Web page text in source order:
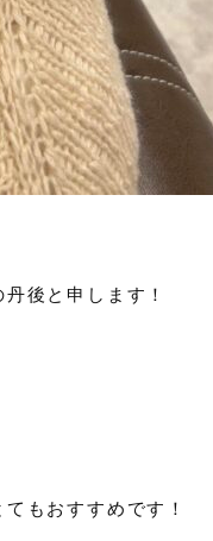
後と申します！
もおすすめです！